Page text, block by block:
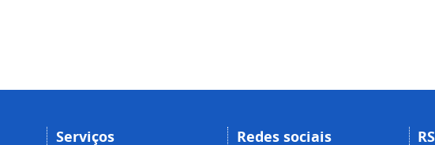
Serviços Redes sociais